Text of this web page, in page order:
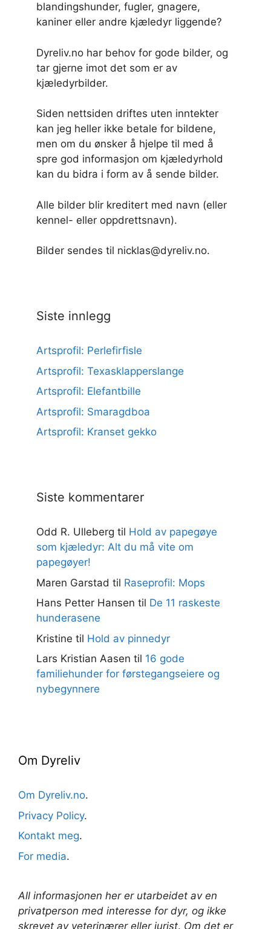
blandingshunder, fugler, gnagere,
kaniner eller andre kjæledyr liggende?
Dyreliv.no har behov for gode bilder, og
tar gjerne imot det som er av
kjæledyrbilder.
Siden nettsiden driftes uten inntekter
kan jeg heller ikke betale for bildene,
men om du ønsker å hjelpe til med å
spre god informasjon om kjæledyrhold
kan du bidra i form av å sende bilder.
Alle bilder blir kreditert med navn (eller
kennel- eller oppdrettsnavn).
Bilder sendes til nicklas@dyreliv.no.
Siste innlegg
Artsprofil: Perlefirfisle
Artsprofil: Texasklapperslange
Artsprofil: Elefantbille
Artsprofil: Smaragdboa
Artsprofil: Kranset gekko
Siste kommentarer
Odd R. Ulleberg til Hold av papegøye
som kjæledyr: Alt du må vite om
papegøyer!
Maren Garstad til Raseprofil: Mops
Hans Petter Hansen til De 11 raskeste
hunderasene
Kristine til Hold av pinnedyr
Lars Kristian Aasen til 16 gode
familiehunder for førstegangseiere og
nybegynnere
Om Dyreliv
Om Dyreliv.no.
Privacy Policy.
Kontakt meg.
For media.
All informasjonen her er utarbeidet av en
privatperson med interesse for dyr, og ikke
skrevet av veterinærereller jurist. Om det er